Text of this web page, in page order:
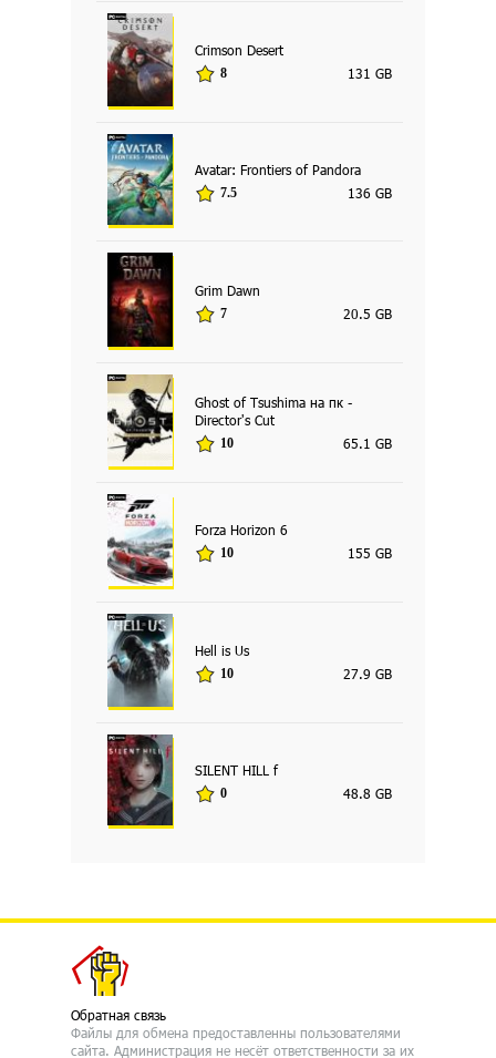
Crimson Desert
8 131 GB
Avatar: Frontiers of Pandora
7.5 136 GB
Grim Dawn
7 20.5 GB
Ghost of Tsushima на пк -
Director's Cut
10 65.1 GB
Forza Horizon 6
10 155 GB
Hell is Us
10 27.9 GB
SILENT HILL f
0 48.8 GB
Обратная связь
Файлы для обмена предоставленны пользователями
сайта. Администрация не несёт ответственности за их